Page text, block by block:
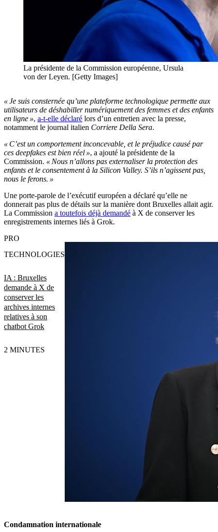
La présidente de la Commission européenne, Ursula
von der Leyen. [Getty Images]
« Je suis consternée qu’une plateforme technologique permette aux
utilisateurs de déshabiller numériquement des femmes et des enfants
en ligne », a-t-elle déclaré lors d’un entretien avec la presse,
notamment le journal italien Corriere Della Sera.
« C’est un comportement inconcevable, et le préjudice causé par
ces deepfakes est bien réel », a ajouté la présidente de la
Commission. « Nous n’allons pas externaliser la protection des
enfants et le consentement à la Silicon Valley. S’ils n’agissent pas,
nous le ferons. »
Une porte-parole de l’exécutif européen a déclaré qu’elle ne
donnerait pas plus de détails sur la manière dont Bruxelles allait agir.
La Commission a toutefois déjà demandé à X de conserver les
enregistrements internes liés à Grok.
IA : Bruxelles
demande à X de
conserver les
archives internes
relatives à son
chatbot Grok
PRO
TECHNOLOGIES
2 MINUTES
Condamnation internationale